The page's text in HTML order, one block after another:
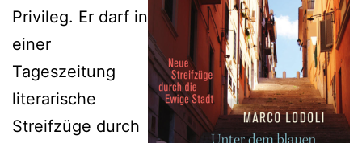
Privileg. Er darf in
einer
Tageszeitung
literarische
Streifzüge durch